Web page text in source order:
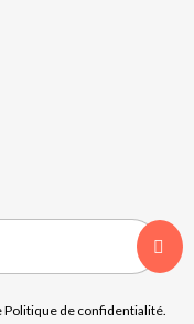
Politique de confidentialité.